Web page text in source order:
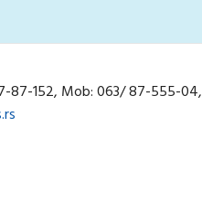
87-152, Mob: 063/ 87-555-04,